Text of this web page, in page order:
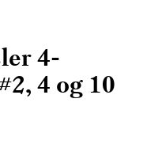
4-
4 og 10